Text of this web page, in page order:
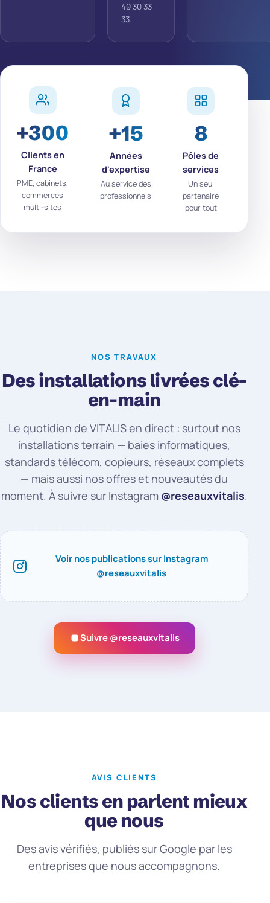
49 30 33
33.
+300
Clients en
France
PME, cabinets,
commerces
multi-sites
+15
Années
d'expertise
Au service des
professionnels
8
Pôles de
services
Un seul
partenaire
pour tout
NOS TRAVAUX
Des installations livrées clé-
en-main
Le quotidien de VITALIS en direct : surtout nos
installations terrain — baies informatiques,
standards télécom, copieurs, réseaux complets
— mais aussi nos offres et nouveautés du
moment. À suivre sur Instagram @reseauxvitalis.
Voir nos publications sur Instagram
@reseauxvitalis
Suivre @reseauxvitalis
AVIS CLIENTS
Nos clients en parlent mieux
que nous
Des avis vérifiés, publiés sur Google par les
entreprises que nous accompagnons.